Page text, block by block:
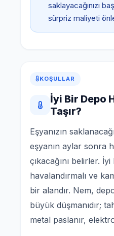
saklayacağınızı
sürpriz maliyeti
KOŞULLAR
İyi Bir Depo
Taşır?
Eşyanızın
eşyanın aylar sonra
çıkacağını belirler.
havalandırmalı ve
bir alandır. Nem,
büyük düşmanıdır;
metal paslanır,